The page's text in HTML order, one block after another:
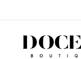
SALTAR